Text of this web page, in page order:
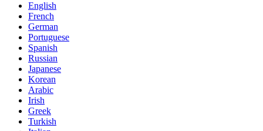
English
French
German
Portuguese
Spanish
Russian
Japanese
Korean
Arabic
Irish
Greek
Turkish